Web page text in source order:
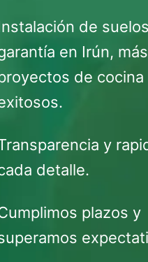
de
en Irún,
de cocina
y
detalle.
plazos y